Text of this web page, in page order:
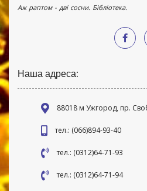
Аж раптом - дві сосни. Бібліотека.
Наша адреса:
88018 м Ужгород, пр.
тел.: (066)894-93-40
тел.: (0312)64-71-93
тел.: (0312)64-71-94